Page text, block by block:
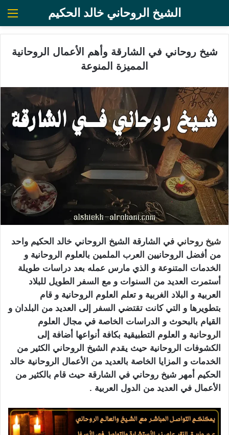
الشيخ الروحاني خالد الحكيم
شيخ روحاني في الشارقة وأهم الأعمال الروحانية
المميزة المنوعة
شيخ روحاني في الشارقة الشيخ الروحاني خالد الحكيم واحد
من أفضل الروحانيين العرب الملمين بالعلوم الروحانية و
الخدمات المتنوعة و الذي مارس عمله بعد دراسات طويلة
أستمرت العديد من السنوات و مع السفر الطويل للبلاد
العربية و البلاد الغربية و تعلم العلوم الروحانية و قام
بتطويرها و التي كانت تقتضي السفر إلى العديد من البلدان و
القيام بالبحوث و الدراسات الخاصة في مجال العلوم
الروحانية و العلوم التطبيقية بكافة أنواعها أضافة إلى
الكشوفات الروحانية حيث يقدم الشيخ الروحاني الكثير من
الخدمات و المزايا الخاصة بالعديد من الأعمال الروحانية خالد
الحكيم أمهر شيخ روحاني في الشارقة حيث قام بالكثير من
الأعمال في العديد من الدول العربية .